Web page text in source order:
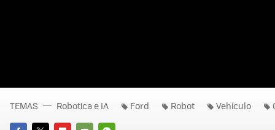
TEMAS Robotica e IA Ford Robot Vehículo